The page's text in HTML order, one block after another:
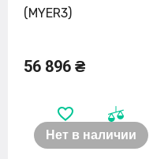
(MYER3)
56 896 ₴
Нет в наличии